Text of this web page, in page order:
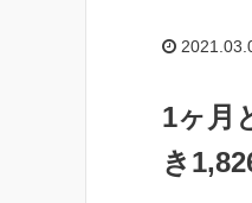
1ヶ月
き